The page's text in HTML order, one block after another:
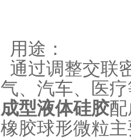
用途：
通过调整交联
气、汽车、医
成型液体硅胶
橡胶球形微粒